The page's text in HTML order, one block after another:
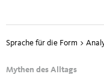
Sprache für die Form >
Mythen des Alltags